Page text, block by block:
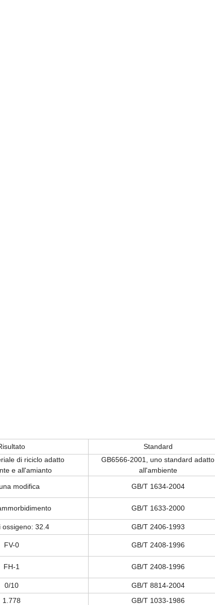
Standard
di riciclo adatto
e all'amianto
GB6566-2001, uno standard adatto
all'ambiente
modifica GB/T 1634-2004
GB/T 1633-2000
ossigeno: 32.4
GB/T 2406-1993
FV-0 GB/T 2408-1996
FH-1 GB/T 2408-1996
0/10
GB/T 8814-2004
1.778 GB/T 1033-1986